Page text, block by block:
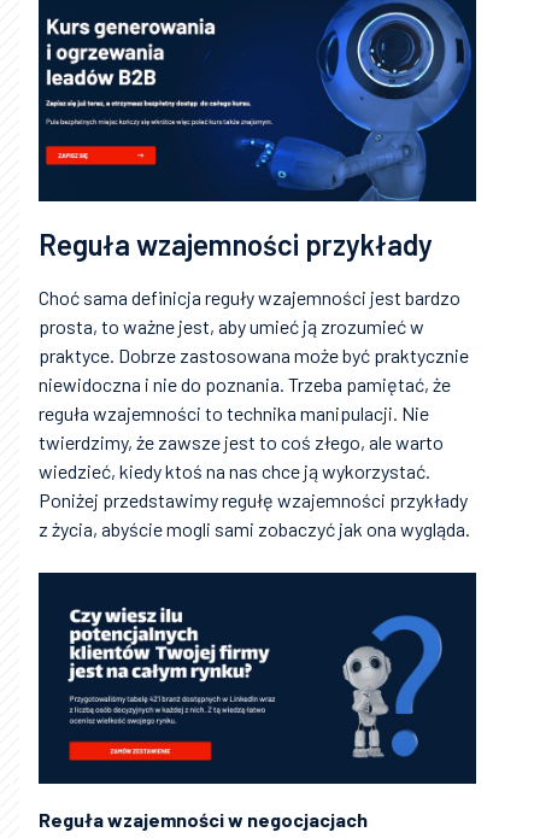
Reguła wzajemności przykłady
Choć sama definicja reguły wzajemności jest bardzo
prosta, to ważne jest, aby umieć ją zrozumieć w
praktyce. Dobrze zastosowana może być praktycznie
niewidoczna i nie do poznania. Trzeba pamiętać, że
reguła wzajemności to technika manipulacji. Nie
twierdzimy, że zawsze jest to coś złego, ale warto
wiedzieć, kiedy ktoś na nas chce ją wykorzystać.
Poniżej przedstawimy regułę wzajemności przykłady
z życia, abyście mogli sami zobaczyć jak ona wygląda.
Reguła wzajemności w negocjacjach